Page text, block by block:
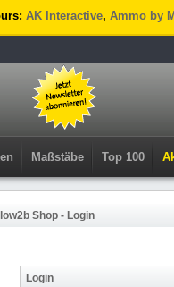
AK Interactive,Ammo by
Maßstäbe Top 100
Shop - Login
Login